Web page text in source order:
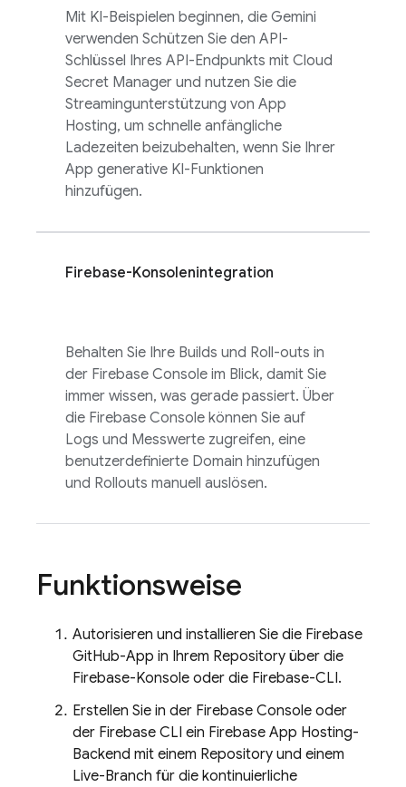
Mit KI-Beispielen beginnen, die Gemini
verwenden Schützen Sie den API-
Schlüssel Ihres API-Endpunkts mit Cloud
Secret Manager und nutzen Sie die
Streamingunterstützung von App
Hosting, um schnelle anfängliche
Ladezeiten beizubehalten, wenn Sie Ihrer
App generative KI-Funktionen
hinzufügen.
Firebase-Konsolenintegration
Behalten Sie Ihre Builds und Roll-outs in
der Firebase Console im Blick, damit Sie
immer wissen, was gerade passiert. Über
die Firebase Console können Sie auf
Logs und Messwerte zugreifen, eine
benutzerdefinierte Domain hinzufügen
und Rollouts manuell auslösen.
Funktionsweise
Autorisieren und installieren Sie die Firebase
GitHub-App in Ihrem Repository über die
Firebase-Konsole oder die Firebase-CLI.
Erstellen Sie in der Firebase Console oder
der Firebase CLI ein Firebase App Hosting-
Backend mit einem Repository und einem
Live-Branch für die kontinuierliche